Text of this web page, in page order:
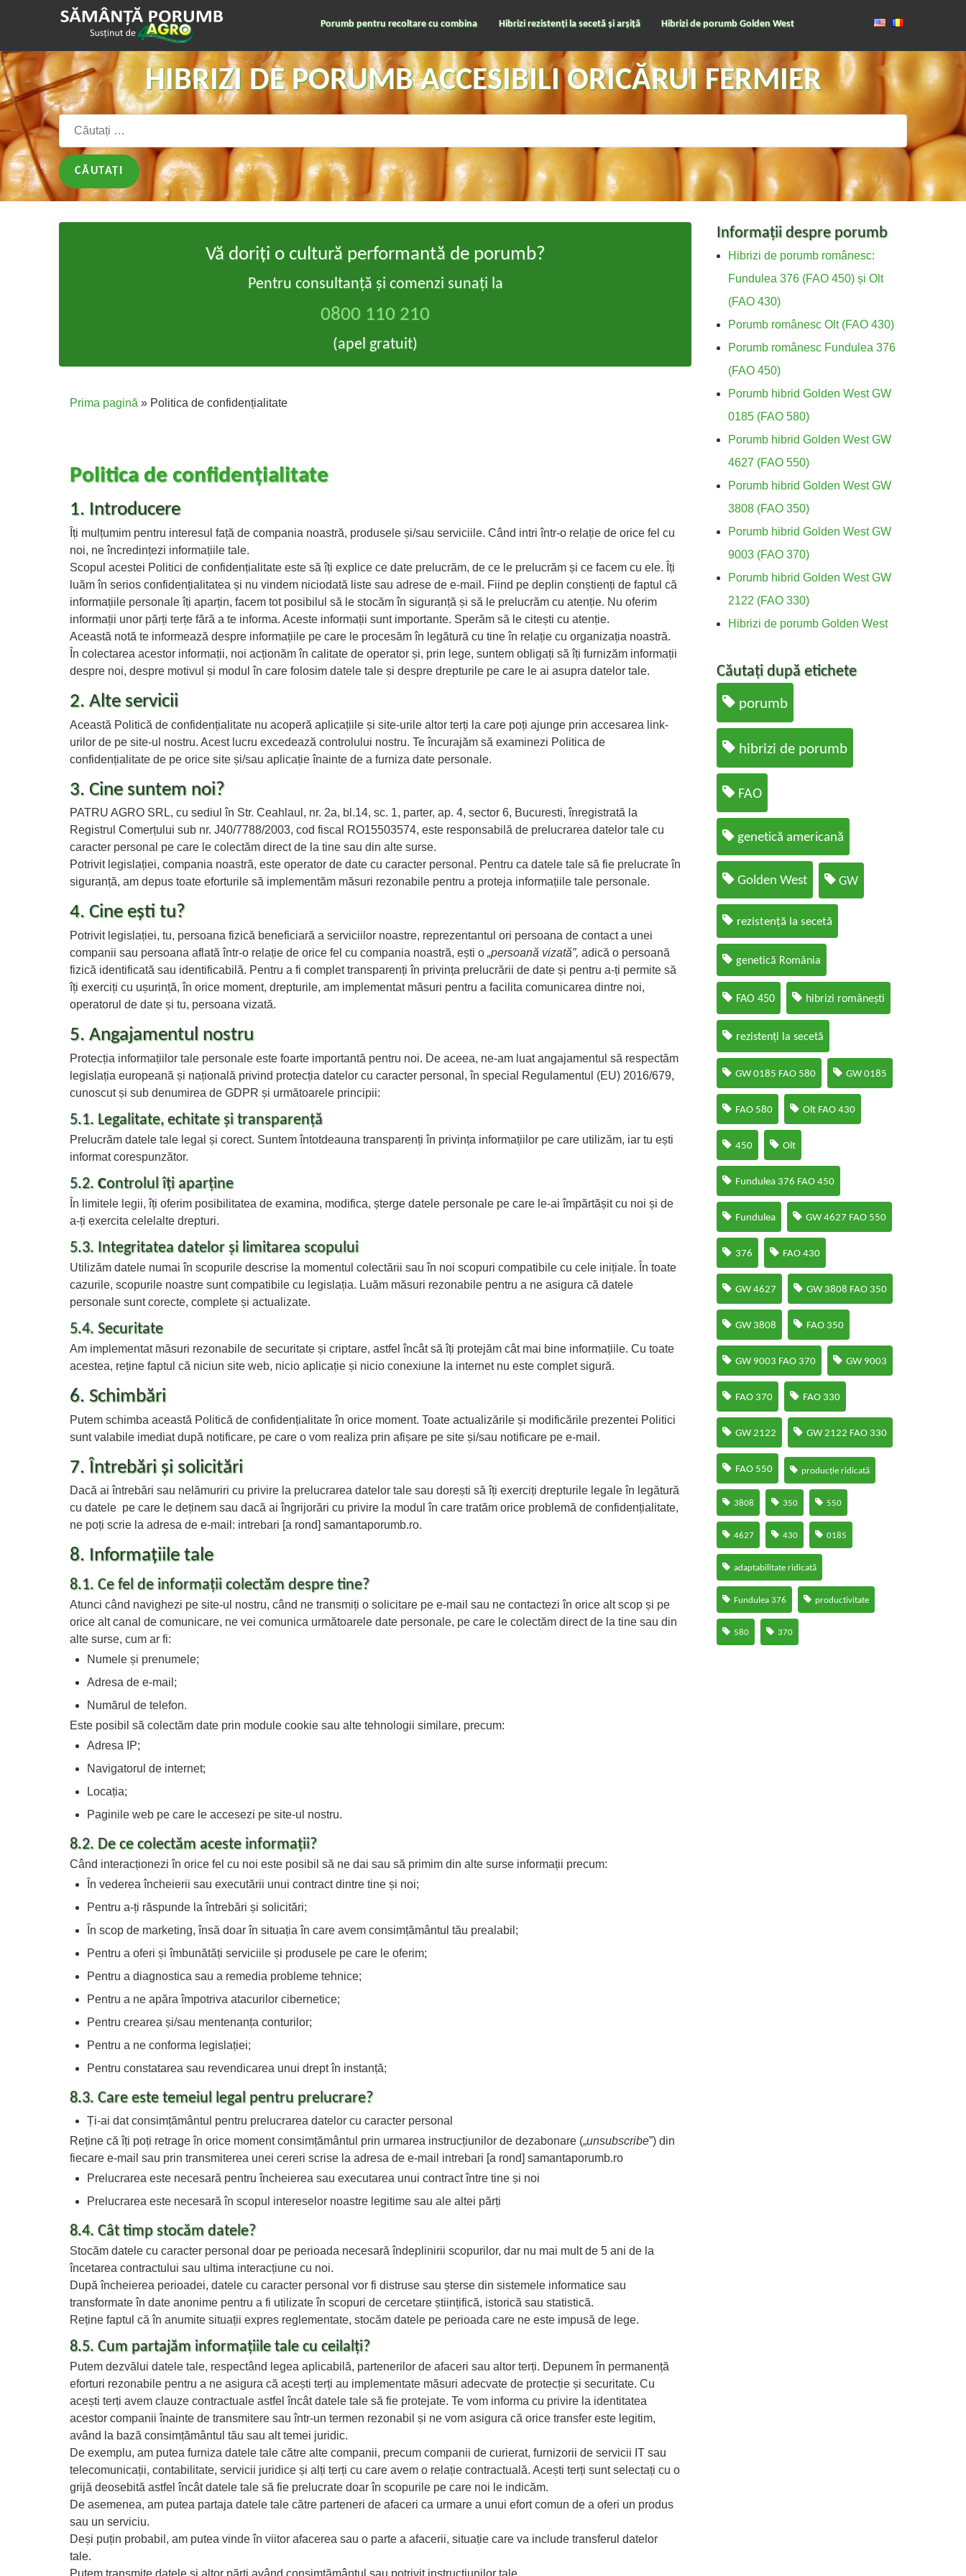
Porumb pentru recoltare cu combina Hibrizi rezistenți la secetă și arșiță Hibrizi de porumb Golden West
HIBRIZI DE PORUMB ACCESIBILI ORICĂRUI FERMIER
Căutați:
Vă doriți o cultură performantă de porumb?
Pentru consultanță și comenzi sunați la
0800 110 210
(apel gratuit)
Prima pagină » Politica de confidențialitate
Politica de confidențialitate
1. Introducere
Îți mulțumim pentru interesul față de compania noastră, produsele și/sau serviciile. Când intri într-o relație de orice fel cu
noi, ne încredințezi informațiile tale.
Scopul acestei Politici de confidențialitate este să îți explice ce date prelucrăm, de ce le prelucrăm și ce facem cu ele. Îți
luăm în serios confidențialitatea și nu vindem niciodată liste sau adrese de e-mail. Fiind pe deplin conștienți de faptul că
informațiile personale îți aparțin, facem tot posibilul să le stocăm în siguranță și să le prelucrăm cu atenție. Nu oferim
informații unor părți terțe fără a te informa. Aceste informații sunt importante. Sperăm să le citești cu atenție.
Această notă te informează despre informațiile pe care le procesăm în legătură cu tine în relație cu organizația noastră.
În colectarea acestor informații, noi acționăm în calitate de operator și, prin lege, suntem obligați să îți furnizăm informații
despre noi, despre motivul și modul în care folosim datele tale și despre drepturile pe care le ai asupra datelor tale.
2. Alte servicii
Această Politică de confidențialitate nu acoperă aplicațiile și site-urile altor terți la care poți ajunge prin accesarea link-
urilor de pe site-ul nostru. Acest lucru excedează controlului nostru. Te încurajăm să examinezi Politica de
confidențialitate de pe orice site și/sau aplicație înainte de a furniza date personale.
3. Cine suntem noi?
PATRU AGRO SRL, cu sediul în Str. Ceahlaul, nr. 2a, bl.14, sc. 1, parter, ap. 4, sector 6, Bucuresti, înregistrată la
Registrul Comerțului sub nr. J40/7788/2003, cod fiscal RO15503574, este responsabilă de prelucrarea datelor tale cu
caracter personal pe care le colectăm direct de la tine sau din alte surse.
Potrivit legislației, compania noastră, este operator de date cu caracter personal. Pentru ca datele tale să fie prelucrate în
siguranță, am depus toate eforturile să implementăm măsuri rezonabile pentru a proteja informațiile tale personale.
4. Cine ești tu?
Potrivit legislației, tu, persoana fizică beneficiară a serviciilor noastre, reprezentantul ori persoana de contact a unei
companii sau persoana aflată într-o relație de orice fel cu compania noastră, ești o „persoană vizată”, adică o persoană
fizică identificată sau identificabilă. Pentru a fi complet transparenți în privința prelucrării de date și pentru a-ți permite să
îți exerciți cu ușurință, în orice moment, drepturile, am implementat măsuri pentru a facilita comunicarea dintre noi,
operatorul de date și tu, persoana vizată.
5. Angajamentul nostru
Protecția informațiilor tale personale este foarte importantă pentru noi. De aceea, ne-am luat angajamentul să respectăm
legislația europeană și națională privind protecția datelor cu caracter personal, în special Regulamentul (EU) 2016/679,
cunoscut și sub denumirea de GDPR și următoarele principii:
5.1. Legalitate, echitate și transparență
Prelucrăm datele tale legal și corect. Suntem întotdeauna transparenți în privința informațiilor pe care utilizăm, iar tu ești
informat corespunzător.
5.2. Controlul îți aparține
În limitele legii, îți oferim posibilitatea de examina, modifica, șterge datele personale pe care le-ai împărtășit cu noi și de
a-ți exercita celelalte drepturi.
5.3. Integritatea datelor și limitarea scopului
Utilizăm datele numai în scopurile descrise la momentul colectării sau în noi scopuri compatibile cu cele inițiale. În toate
cazurile, scopurile noastre sunt compatibile cu legislația. Luăm măsuri rezonabile pentru a ne asigura că datele
personale sunt corecte, complete și actualizate.
5.4. Securitate
Am implementat măsuri rezonabile de securitate și criptare, astfel încât să îți protejăm cât mai bine informațiile. Cu toate
acestea, reține faptul că niciun site web, nicio aplicație și nicio conexiune la internet nu este complet sigură.
6. Schimbări
Putem schimba această Politică de confidențialitate în orice moment. Toate actualizările și modificările prezentei Politici
sunt valabile imediat după notificare, pe care o vom realiza prin afișare pe site și/sau notificare pe e-mail.
7. Întrebări și solicitări
Dacă ai întrebări sau nelămuriri cu privire la prelucrarea datelor tale sau dorești să îți exerciți drepturile legale în legătură
cu datele pe care le deținem sau dacă ai îngrijorări cu privire la modul în care tratăm orice problemă de confidențialitate,
ne poți scrie la adresa de e-mail: intrebari [a rond] samantaporumb.ro.
8. Informațiile tale
8.1. Ce fel de informații colectăm despre tine?
Atunci când navighezi pe site-ul nostru, când ne transmiți o solicitare pe e-mail sau ne contactezi în orice alt scop și pe
orice alt canal de comunicare, ne vei comunica următoarele date personale, pe care le colectăm direct de la tine sau din
alte surse, cum ar fi:
Numele și prenumele;
Adresa de e-mail;
Numărul de telefon.
Este posibil să colectăm date prin module cookie sau alte tehnologii similare, precum:
Adresa IP;
Navigatorul de internet;
Locația;
Paginile web pe care le accesezi pe site-ul nostru.
8.2. De ce colectăm aceste informații?
Când interacționezi în orice fel cu noi este posibil să ne dai sau să primim din alte surse informații precum:
În vederea încheierii sau executării unui contract dintre tine și noi;
Pentru a-ți răspunde la întrebări și solicitări;
În scop de marketing, însă doar în situația în care avem consimțământul tău prealabil;
Pentru a oferi și îmbunătăți serviciile și produsele pe care le oferim;
Pentru a diagnostica sau a remedia probleme tehnice;
Pentru a ne apăra împotriva atacurilor cibernetice;
Pentru crearea și/sau mentenanța conturilor;
Pentru a ne conforma legislației;
Pentru constatarea sau revendicarea unui drept în instanță;
8.3. Care este temeiul legal pentru prelucrare?
Ți-ai dat consimțământul pentru prelucrarea datelor cu caracter personal
Reține că îți poți retrage în orice moment consimțământul prin urmarea instrucțiunilor de dezabonare („unsubscribe”) din
fiecare e-mail sau prin transmiterea unei cereri scrise la adresa de e-mail intrebari [a rond] samantaporumb.ro
Prelucrarea este necesară pentru încheierea sau executarea unui contract între tine și noi
Prelucrarea este necesară în scopul intereselor noastre legitime sau ale altei părți
8.4. Cât timp stocăm datele?
Stocăm datele cu caracter personal doar pe perioada necesară îndeplinirii scopurilor, dar nu mai mult de 5 ani de la
încetarea contractului sau ultima interacțiune cu noi.
După încheierea perioadei, datele cu caracter personal vor fi distruse sau șterse din sistemele informatice sau
transformate în date anonime pentru a fi utilizate în scopuri de cercetare științifică, istorică sau statistică.
Reține faptul că în anumite situații expres reglementate, stocăm datele pe perioada care ne este impusă de lege.
8.5. Cum partajăm informațiile tale cu ceilalți?
Putem dezvălui datele tale, respectând legea aplicabilă, partenerilor de afaceri sau altor terți. Depunem în permanență
eforturi rezonabile pentru a ne asigura că acești terți au implementate măsuri adecvate de protecție și securitate. Cu
acești terți avem clauze contractuale astfel încât datele tale să fie protejate. Te vom informa cu privire la identitatea
acestor companii înainte de transmitere sau într-un termen rezonabil și ne vom asigura că orice transfer este legitim,
având la bază consimțământul tău sau alt temei juridic.
De exemplu, am putea furniza datele tale către alte companii, precum companii de curierat, furnizorii de servicii IT sau
telecomunicații, contabilitate, servicii juridice și alți terți cu care avem o relație contractuală. Acești terți sunt selectați cu o
grijă deosebită astfel încât datele tale să fie prelucrate doar în scopurile pe care noi le indicăm.
De asemenea, am putea partaja datele tale către parteneri de afaceri ca urmare a unui efort comun de a oferi un produs
sau un serviciu.
Deși puțin probabil, am putea vinde în viitor afacerea sau o parte a afacerii, situație care va include transferul datelor
tale.
Informații despre porumb
Hibrizi de porumb românesc:
Fundulea 376 (FAO 450) și Olt
(FAO 430)
Porumb românesc Olt (FAO 430)
Porumb românesc Fundulea 376
(FAO 450)
Porumb hibrid Golden West GW
0185 (FAO 580)
Porumb hibrid Golden West GW
4627 (FAO 550)
Porumb hibrid Golden West GW
3808 (FAO 350)
Porumb hibrid Golden West GW
9003 (FAO 370)
Porumb hibrid Golden West GW
2122 (FAO 330)
Hibrizi de porumb Golden West
Căutați după etichete
porumb
hibrizi de porumb
FAO
genetică americană
Golden West GW
rezistență la secetă
genetică România
FAO 450 hibrizi românești
rezistenți la secetă
GW 0185 FAO 580 GW 0185
FAO 580 Olt FAO 430
450 Olt
Fundulea 376 FAO 450
Fundulea GW 4627 FAO 550
376 FAO 430
GW 4627 GW 3808 FAO 350
GW 3808 FAO 350
GW 9003 FAO 370 GW 9003
FAO 370 FAO 330
GW 2122 GW 2122 FAO 330
FAO 550 producție ridicată
3808 350 550
4627 430 0185
adaptabilitate ridicată
Fundulea 376 productivitate
580 370